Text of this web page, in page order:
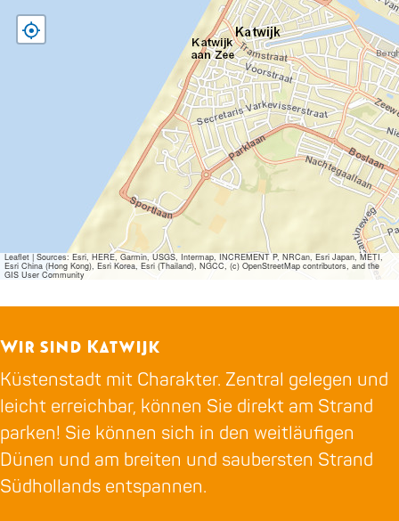
Leaflet|Sources: Esri, HERE, Garmin, USGS, Intermap, INCREMENT P, NRCan, Esri Japan, METI,
Esri China (Hong Kong), Esri Korea, Esri (Thailand), NGCC, (c) OpenStreetMap contributors, and the
GIS User Community
Wir sind Katwijk
Küstenstadt mit Charakter. Zentral gelegen und
leicht erreichbar, können Sie direkt am Strand
parken! Sie können sich in den weitläufigen
Dünen und am breiten und saubersten Strand
Südhollands entspannen.